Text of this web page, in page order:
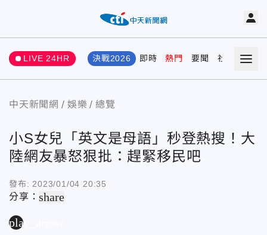
LIVE 24HR 決戰2026 即時 熱門 要聞 社會 娛樂
中天新聞網 娛樂 總覽
小S女兒「英文是母語」秒登熱搜！大
陸網友暴怒狠批：趕緊移民吧
發布: 2023/01/04 20:35
分享：share
play_arrow